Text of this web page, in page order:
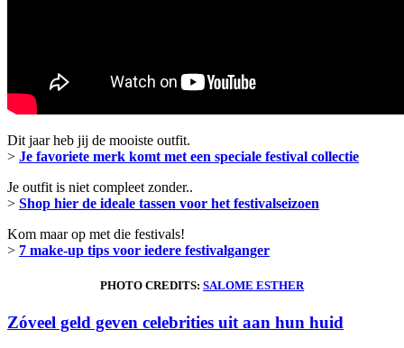
Dit jaar heb jij de mooiste outfit.
> Je favoriete merk komt met een speciale festival collectie
Je outfit is niet compleet zonder..
> Shop hier de ideale tassen voor het festivalseizoen
Kom maar op met die festivals!
> 7 make-up tips voor iedere festivalganger
PHOTO CREDITS: SALOME ESTHER
Zóveel geld geven celebrities uit aan hun huid